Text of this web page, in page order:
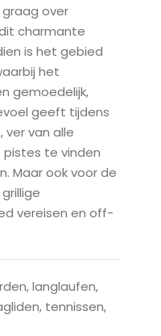
graag over
charmante
is het gebied
het
gemoedelijk,
geeft tijdens
ver van alle
pistes te vinden
Maar ook voor de
vereisen en off-
langlaufen,
tennissen,